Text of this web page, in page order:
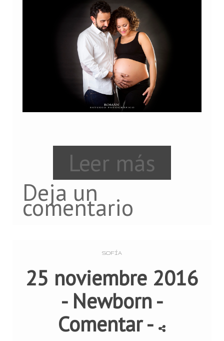
Leer más
Deja un
comentario
SOFÍA
25 noviembre 2016
- Newborn-
Comentar-